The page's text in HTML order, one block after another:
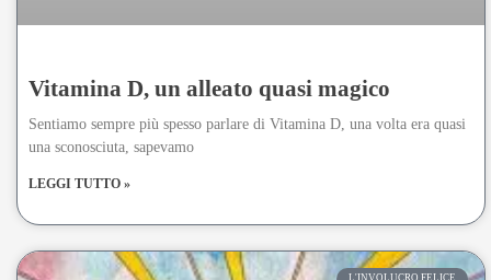
Vitamina D, un alleato quasi magico
Sentiamo sempre più spesso parlare di Vitamina D, una volta era quasi
una sconosciuta, sapevamo
LEGGI TUTTO »